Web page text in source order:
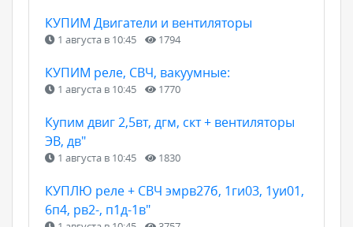
КУПИМ Двигатели и вентиляторы
1 августа в 10:45 1794
КУПИМ реле, СВЧ, вакуумные:
1 августа в 10:45 1770
Купим двиг 2,5вт, дгм, скт + вентиляторы
ЭВ, дв"
1 августа в 10:45 1830
КУПЛЮ реле + СВЧ эмрв27б, 1ги03, 1уи01,
6п4, рв2-, п1д-1в"